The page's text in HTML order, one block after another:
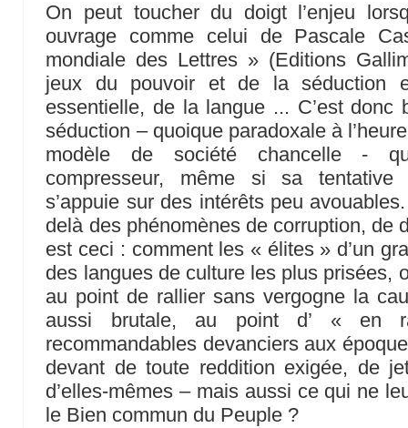
On peut toucher du doigt l’enjeu
ouvrage comme celui de Pascale
mondiale des Lettres » (Editions
jeux du pouvoir et de la séduction
essentielle, de la langue ... C’est
séduction – quoique paradoxale à
modèle de société chancelle -
compresseur, même si sa tentative
s’appuie sur des intérêts peu
delà des phénomènes de corruption, de
est ceci : comment les « élites » d’un
des langues de culture les plus prisées,
au point de rallier sans vergogne la
aussi brutale, au point d’ « en
recommandables devanciers aux
devant de toute reddition exigée, de
d’elles-mêmes – mais aussi ce qui ne
le Bien commun du Peuple ?